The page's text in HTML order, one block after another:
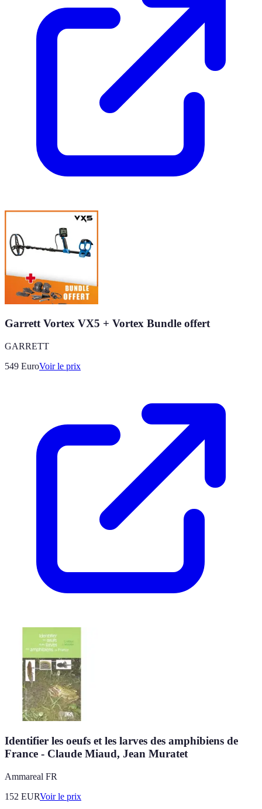
Garrett Vortex VX5 + Vortex Bundle offert
GARRETT
549 EuroVoir le prix
Identifier les oeufs et les larves des amphibiens de
France - Claude Miaud, Jean Muratet
Ammareal FR
152 EURVoir le prix